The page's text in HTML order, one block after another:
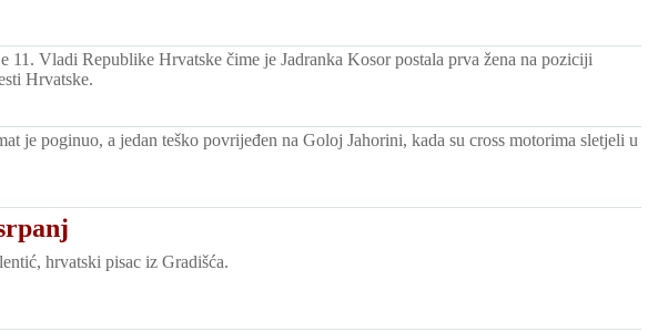
11. Vladi Republike Hrvatske čime je Jadranka Kosor postala prva žena na poziciji
Hrvatske.
je poginuo, a jedan teško povrijeđen na Goloj Jahorini, kada su cross motorima sletjeli u
hrvatski pisac iz Gradišća.